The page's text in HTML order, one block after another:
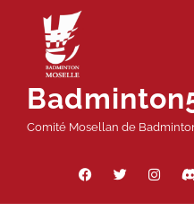
contenu
Comité Mosellan de
Facebook
Twitter